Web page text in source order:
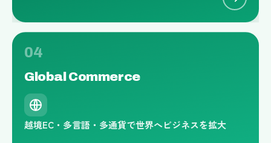
04
Global Commerce
越境EC・多言語・多通貨で世界へビジネスを拡大